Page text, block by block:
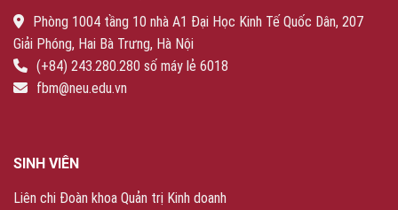
Phòng 1004 tầng 10 nhà A1 Đại Học Kinh Tế Quốc Dân, 207
Giải Phóng, Hai Bà Trưng, Hà Nội
(+84) 243.280.280 số máy lẻ 6018
fbm@neu.edu.vn
SINH VIÊN
Liên chi Đoàn khoa Quản trị Kinh doanh